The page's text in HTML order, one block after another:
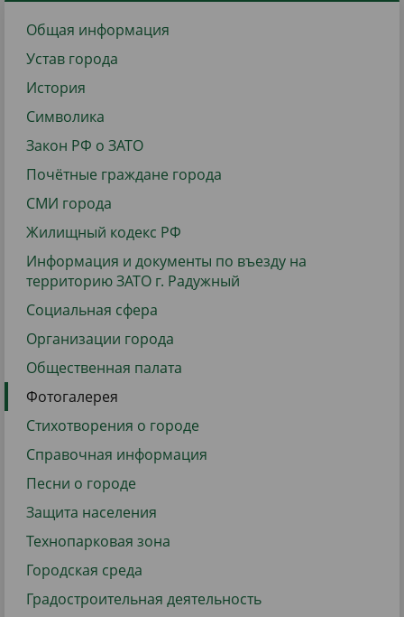
Общая информация
Устав города
История
Символика
Закон РФ о ЗАТО
Почётные граждане города
СМИ города
Жилищный кодекс РФ
Информация и документы по въезду на
территорию ЗАТО г. Радужный
Социальная сфера
Организации города
Общественная палата
Фотогалерея
Стихотворения о городе
Справочная информация
Песни о городе
Защита населения
Технопарковая зона
Городская среда
Градостроительная деятельность